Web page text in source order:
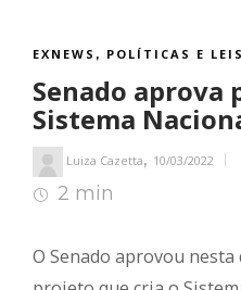
EXNEWS , POLÍTICAS E LEIS
Senado aprova
Sistema
Luiza Cazetta, 10/03/2022
2 min
O Senado aprovou